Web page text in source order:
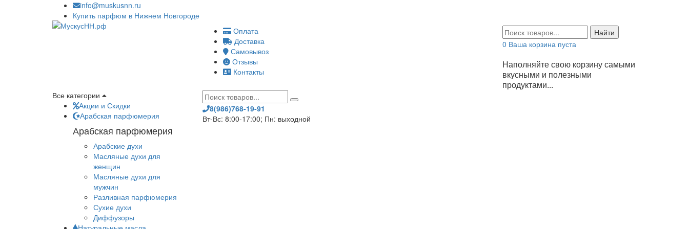
info@muskusnn.ru
Купить парфюм в Нижнем Новгороде
Оплата
Доставка
Самовывоз
Отзывы
Контакты
Найти
0 Ваша корзина пуста
Наполняйте свою корзину самыми
вкусными и полезными
продуктами...
Все категории
Акции и Скидки
Арабская парфюмерия
Арабская парфюмерия
Арабские духи
Масляные духи для
женщин
Масляные духи для
мужчин
Разливная парфюмерия
Сухие духи
Диффузоры
8(986)768-19-91
Вт-Вс: 8:00-17:00; Пн: выходной